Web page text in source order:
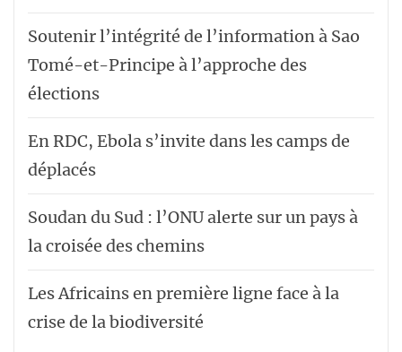
Soutenir l’intégrité de l’information à Sao
Tomé-et-Principe à l’approche des
élections
En RDC, Ebola s’invite dans les camps de
déplacés
Soudan du Sud : l’ONU alerte sur un pays à
la croisée des chemins
Les Africains en première ligne face à la
crise de la biodiversité